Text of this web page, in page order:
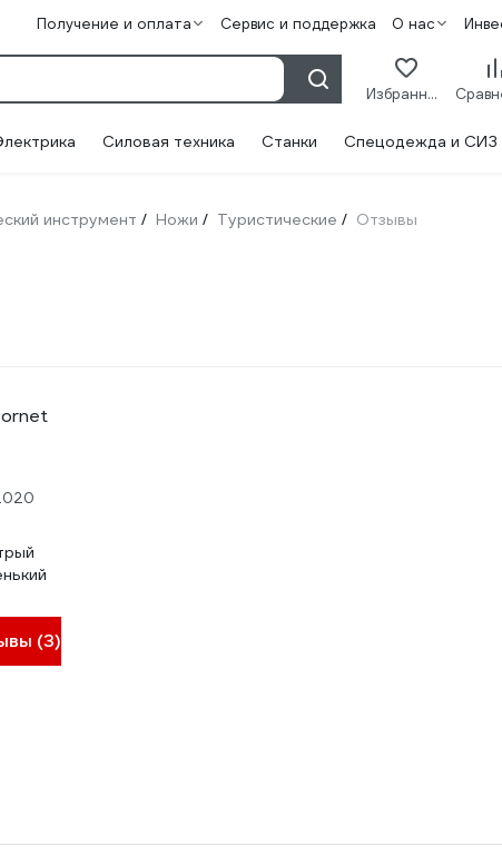
Получение и оплата Сервис и поддержка О нас
Избранное
Силовая техника Станки Спецодежда и СИЗ
инструмент / Ножи / Туристические / Отзывы
(3)